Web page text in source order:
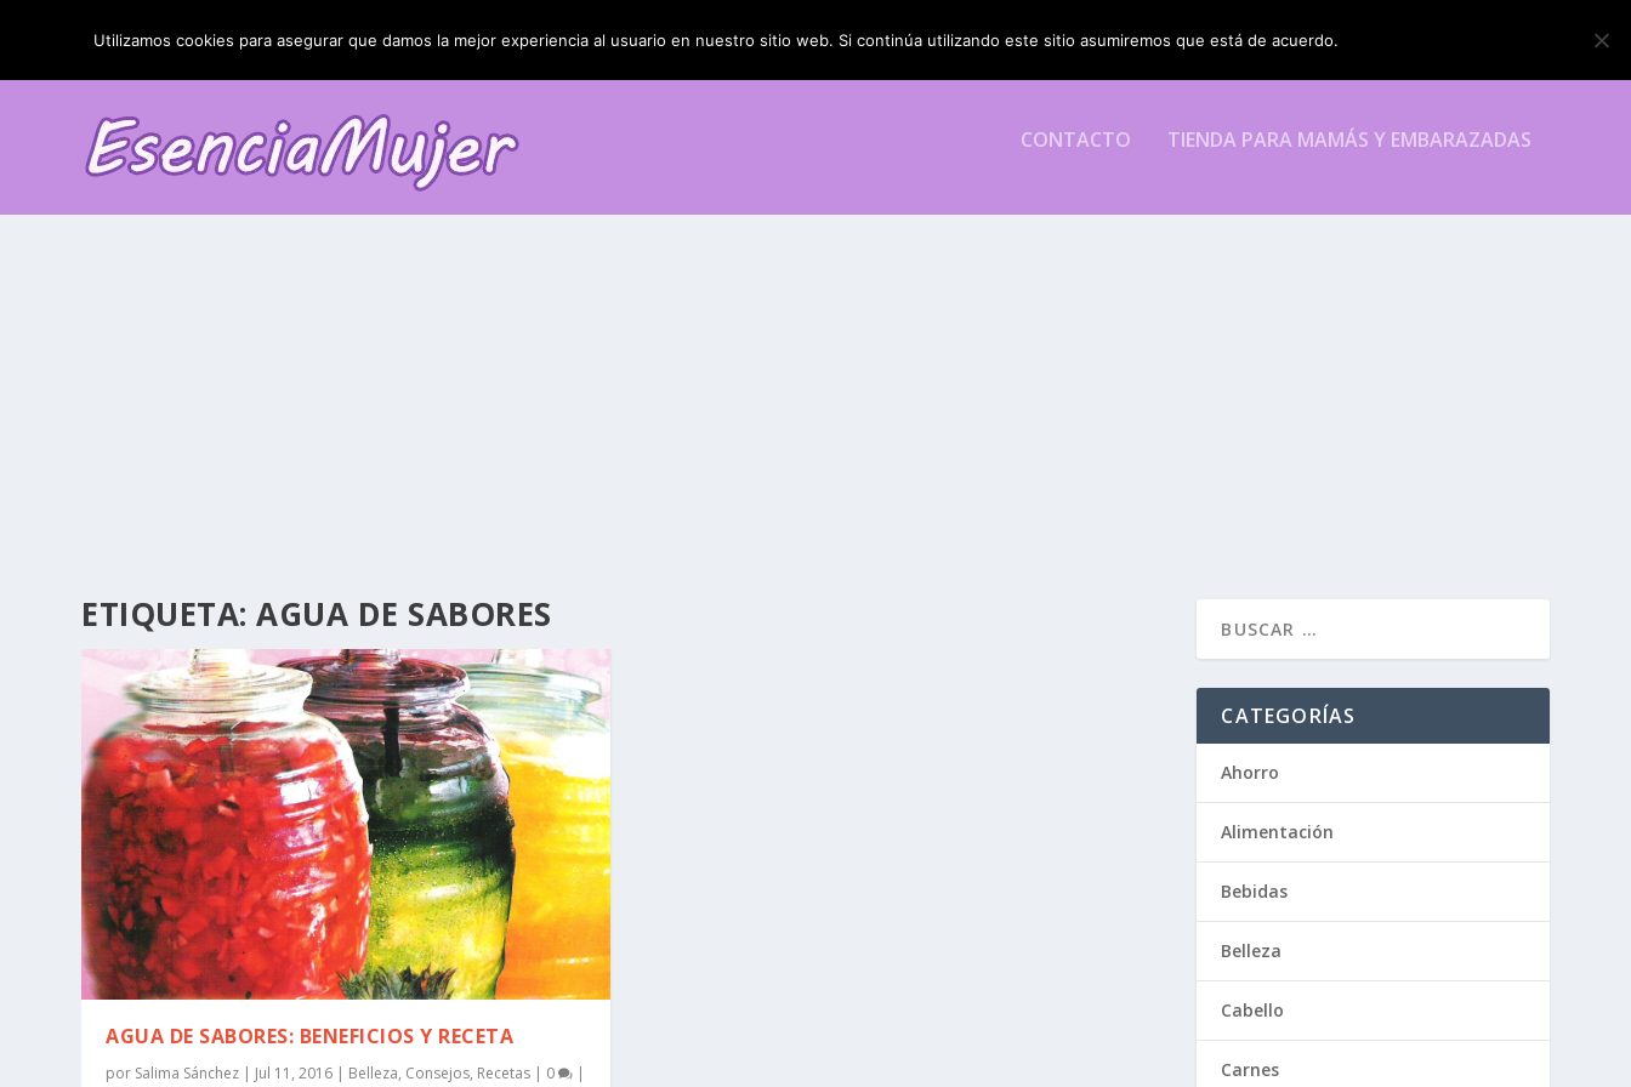
TENDENCIAS: La blefaroplastia y sus resultados
CONTACTO TIENDA PARA MAMÁS Y EMBARAZADAS
ETIQUETA:AGUA DE SABORES
AGUA DE SABORES: BENEFICIOS Y RECETA
por Salima Sánchez | Jul 11, 2016 | Belleza, Consejos, Recetas | 0 |
CATEGORÍAS
Ahorro
Alimentación
Bebidas
Belleza
Cabello
Carnes
Utilizamos cookies para asegurar que damos la mejor experiencia al usuario en nuestro sitio web. Si continúa utilizando este sitio asumiremos que está de acuerdo.